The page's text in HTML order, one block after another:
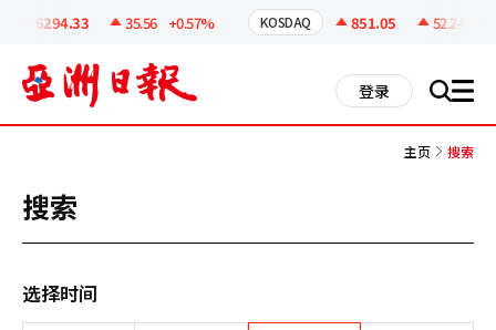
6294.33 35.56 +0.57% KOSDAQ 851.05 52.24
登录 搜 all
主页 搜索
搜索
选择时间